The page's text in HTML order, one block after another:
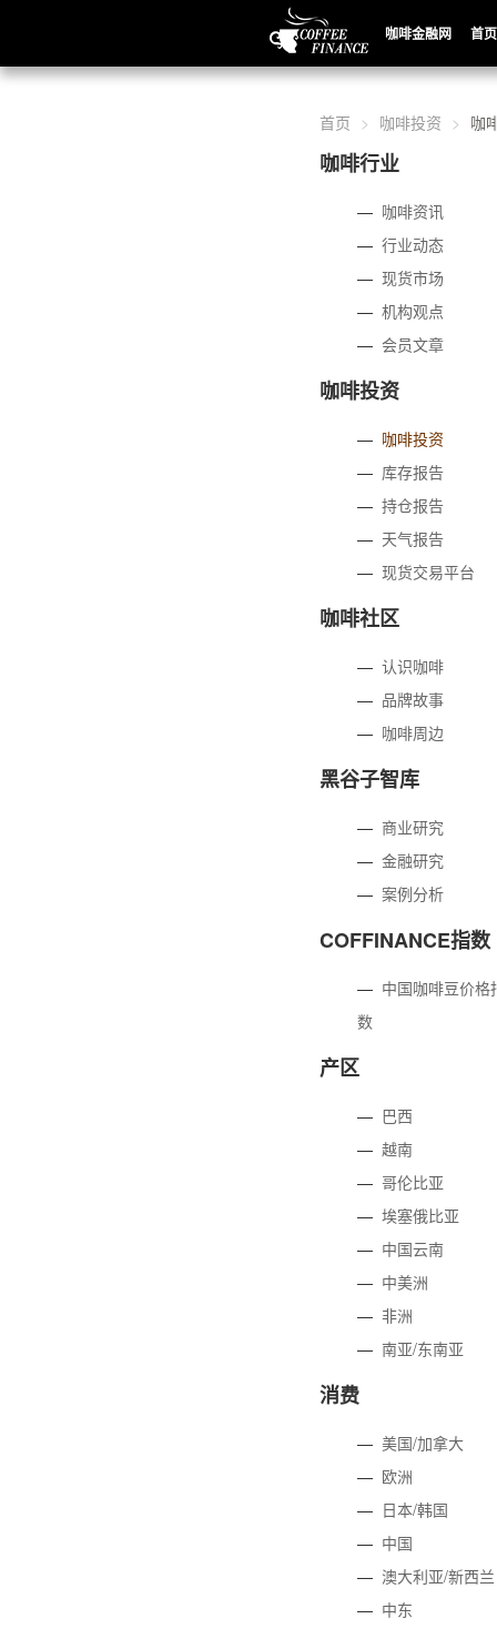
咖啡金融网 首页
首页 咖啡投资 咖
咖啡行业
— 咖啡资讯
—行业动态
—现货市场
—机构观点
—会员文章
咖啡投资
— 咖啡投资
— 库存报告
—持仓报告
— 天气报告
—现货交易平台
咖啡社区
—认识咖啡
— 品牌故事
— 咖啡周边
黑谷子智库
— 商业研究
—金融研究
—案例分析
COFFINANCE指数
— 中国咖啡豆价格
数
产区
— 巴西
—越南
—哥伦比亚
—埃塞俄比亚
— 中国云南
— 中美洲
—非洲
—南亚/东南亚
消费
—美国/加拿大
— 欧洲
— 日本/韩国
— 中国
— 澳大利亚/新西兰
— 中东